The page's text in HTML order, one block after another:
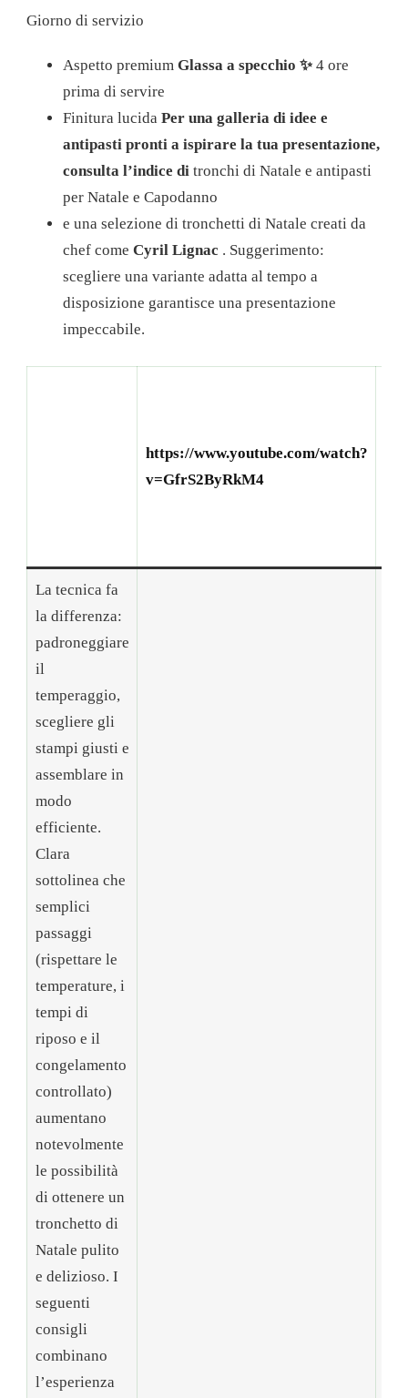
Giorno di servizio
Aspetto premium Glassa a specchio ✨ 4 ore
prima di servire
Finitura lucida Per una galleria di idee e
antipasti pronti a ispirare la tua presentazione,
consulta l’indice di tronchi di Natale e antipasti
per Natale e Capodanno
e una selezione di tronchetti di Natale creati da
chef come Cyril Lignac . Suggerimento:
scegliere una variante adatta al tempo a
disposizione garantisce una presentazione
impeccabile.
https://www.youtube.com/watch?
v=GfrS2ByRkM4
La tecnica fa
la differenza:
padroneggiare
il
temperaggio,
scegliere gli
stampi giusti e
assemblare in
modo
efficiente.
Clara
sottolinea che
semplici
passaggi
(rispettare le
temperature, i
tempi di
riposo e il
congelamento
controllato)
aumentano
notevolmente
le possibilità
di ottenere un
tronchetto di
Natale pulito
e delizioso. I
seguenti
consigli
combinano
l’esperienza